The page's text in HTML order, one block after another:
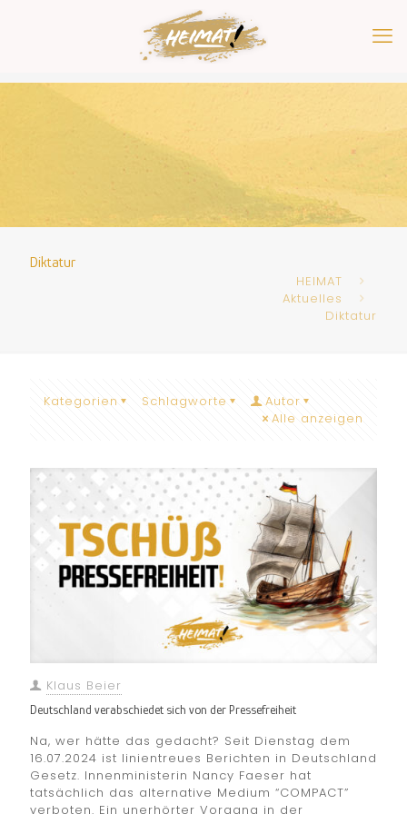
Diktatur
HEIMAT
Aktuelles
Diktatur
Kategorien Schlagworte
Autor
Alle anzeigen
Klaus Beier
Deutschland verabschiedet sich von der Pressefreiheit
Na, wer hätte das gedacht? Seit Dienstag dem
16.07.2024 ist linientreues Berichten in Deutschland
Gesetz. Innenministerin Nancy Faeser hat
tatsächlich das alternative Medium “COMPACT”
verboten. Ein unerhörter Vorgang in der